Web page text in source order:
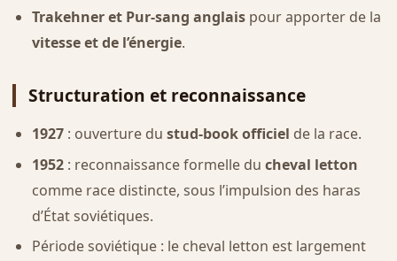
Trakehner et Pur-sang anglaispour apporter de la
vitesse et de l’énergie.
Structuration et reconnaissance
1927: ouverture du stud-book officiel de la race.
1952: reconnaissance formelle du cheval letton
comme race distincte, sous l’impulsion des haras
d’État soviétiques.
Période soviétique : le cheval letton est largement